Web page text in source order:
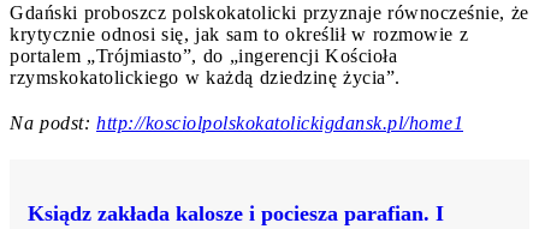
Gdański proboszcz polskokatolicki przyznaje równocześnie, że
krytycznie odnosi się, jak sam to określił w rozmowie z
portalem „Trójmiasto”, do „ingerencji Kościoła
rzymskokatolickiego w każdą dziedzinę życia”.
Na podst: http://kosciolpolskokatolickigdansk.pl/home1
Ksiądz zakłada kalosze i pociesza parafian. I